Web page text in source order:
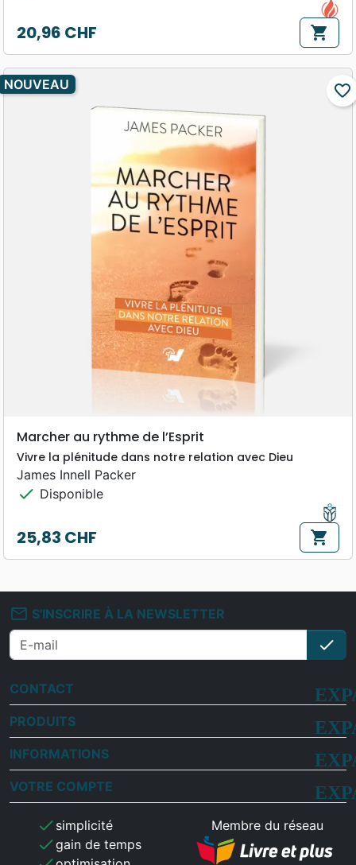
Prix
20,96 CHF shopping_cart
NOUVEAU favorite_border
Marcher au rythme de l’Esprit
Vivre la plénitude dans notre relation avec Dieu
James Innell Packer
check Disponible
Prix
25,83 CHF shopping_cart
mail_outline S'INSCRIRE À LA NEWSLETTER
check
CONTACT
PRODUITS
INFORMATIONS
VOTRE COMPTE
check simplicité
checkgain de temps
Membre du réseau